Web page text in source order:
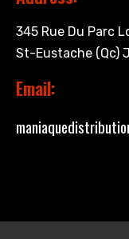
345 Rue Du Parc
St-Eustache (Qc)
Email: